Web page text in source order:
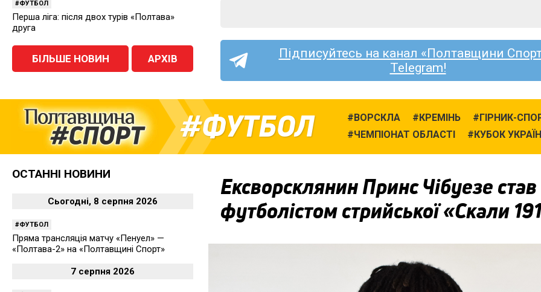
Підписуйтесь на канал «Полтавщини
Telegram!
ФУТБОЛ
Перша ліга: після двох турів «Полтава»
друга
БІЛЬШЕ НОВИН АРХІВ
ФУТБОЛ ВОРСКЛА КРЕМІНЬ ГІРНИК-
ЧЕМПІОНАТ ОБЛАСТІ
КУБОК
Ексворсклянин Принс Чібуезе став
футболістом стрийської «Скали
ОСТАННІ НОВИНИ
Сьогодні, 8 серпня 2026
ФУТБОЛ
Пряма трансляція матчу «Пенуел» —
«Полтава-2» на «Полтавщині Спорт»
7 серпня 2026